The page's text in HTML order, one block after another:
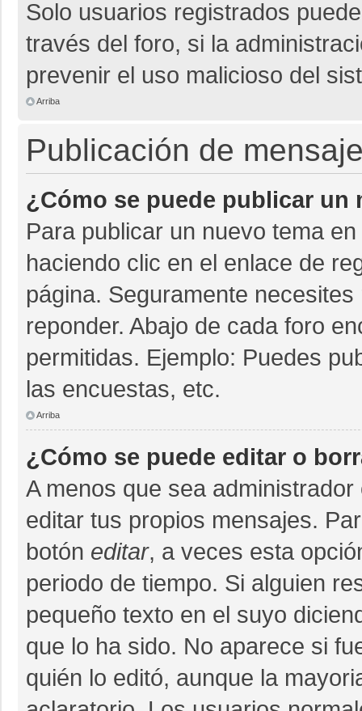
Solo usuarios registrados
través del foro, si la
prevenir el uso malicioso del
Arriba
Publicación de
¿Cómo se puede publicar un
Para publicar un nuevo tema
haciendo clic en el enlace de
página. Seguramente
reponder. Abajo de cada foro
permitidas. Ejemplo: Puedes
las encuestas, etc.
Arriba
¿Cómo se puede editar o
A menos que sea
editar tus propios mensajes.
botón editar, a veces esta
periodo de tiempo. Si alguien
pequeño texto en el suyo
que lo ha sido. No aparece si
quién lo editó, aunque la